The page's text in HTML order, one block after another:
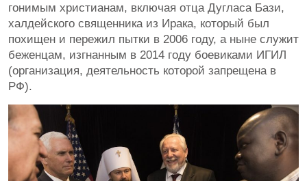
гонимым христианам, включая отца Дугласа Бази,
халдейского священника из Ирака, который был
похищен и пережил пытки в 2006 году, а ныне служит
беженцам, изгнанным в 2014 году боевиками ИГИЛ
(организация, деятельность которой запрещена в
РФ).